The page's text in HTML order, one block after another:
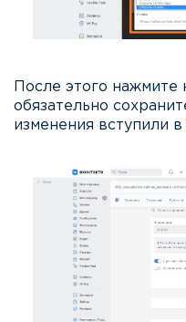
После этого нажмите
обязательно
изменения вступили в